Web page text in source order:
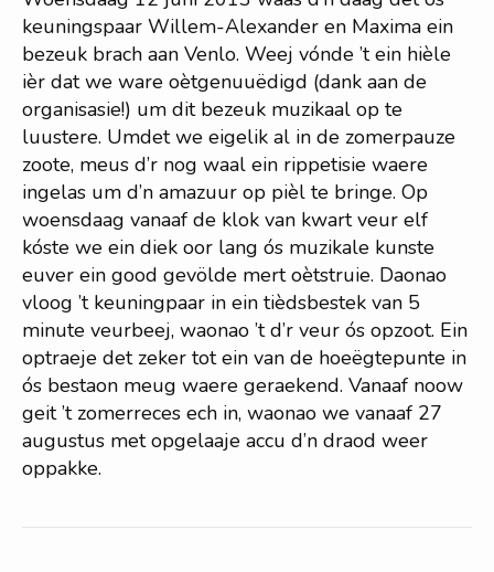
keuningspaar Willem-Alexander en Maxima ein
bezeuk brach aan Venlo. Weej vónde ’t ein hièle
ièr dat we ware oètgenuuëdigd (dank aan de
organisasie!) um dit bezeuk muzikaal op te
luustere. Umdet we eigelik al in de zomerpauze
zoote, meus d’r nog waal ein rippetisie waere
ingelas um d’n amazuur op pièl te bringe. Op
woensdaag vanaaf de klok van kwart veur elf
kóste we ein diek oor lang ós muzikale kunste
euver ein good gevölde mert oètstruie. Daonao
vloog ’t keuningpaar in ein tièdsbestek van 5
minute veurbeej, waonao ’t d’r veur ós opzoot. Ein
optraeje det zeker tot ein van de hoeëgtepunte in
ós bestaon meug waere geraekend. Vanaaf noow
geit ’t zomerreces ech in, waonao we vanaaf 27
augustus met opgelaaje accu d’n draod weer
oppakke.